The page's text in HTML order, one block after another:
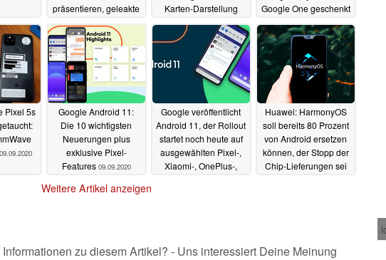
präsentieren, geleakte
Details14.09.2020
Karten-Darstellung
11.09.2020
Google One geschenkt
11.09.2020
Pixel 5s
09.09.2020
Google Android 11:
Die 10 wichtigsten
Neuerungen plus
exklusive Pixel-
Features 09.09.2020
Google veröffentlicht
Android 11, der Rollout
startet noch heute auf
ausgewählten Pixel-,
Xiaomi-, OnePlus-,
Huawei: HarmonyOS
soll bereits 80 Prozent
von Android ersetzen
können, der Stopp der
Chip-Lieferungen sei
Weitere Artikel anzeigen
zu diesem Artikel? - Uns interessiert Deine Meinung